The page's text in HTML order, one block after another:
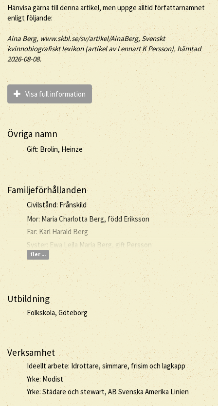
Hänvisa gärna till denna artikel, men uppge alltid författarnamnet
enligt följande:
Aina Berg, www.skbl.se/sv/artikel/AinaBerg, Svenskt
kvinnobiografiskt lexikon (artikel avLennart K Persson), hämtad
2026-08-08.
Visa full information
Övriga namn
Gift: Brolin, Heinze
Familjeförhållanden
Civilstånd: Frånskild
Mor: Maria Charlotta Berg, född Eriksson
Far: Karl Harald Berg
Syster: Ewa Lejla Maria Berg, gift Persson
fler ...
Utbildning
Folkskola, Göteborg
Verksamhet
Ideellt arbete: Idrottare, simmare, frisim och lagkapp
Yrke: Modist
Yrke: Städare och stewart, AB Svenska Amerika Linien